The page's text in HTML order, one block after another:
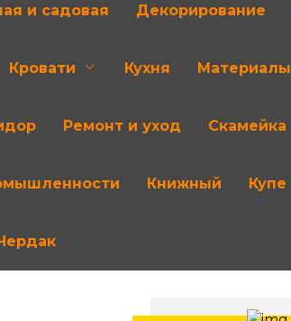
и садовая Декорирование
Кровати Кухня Материалы
Ремонт и уход Скамейка
Книжный Купе